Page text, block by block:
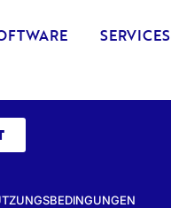
SERVICES